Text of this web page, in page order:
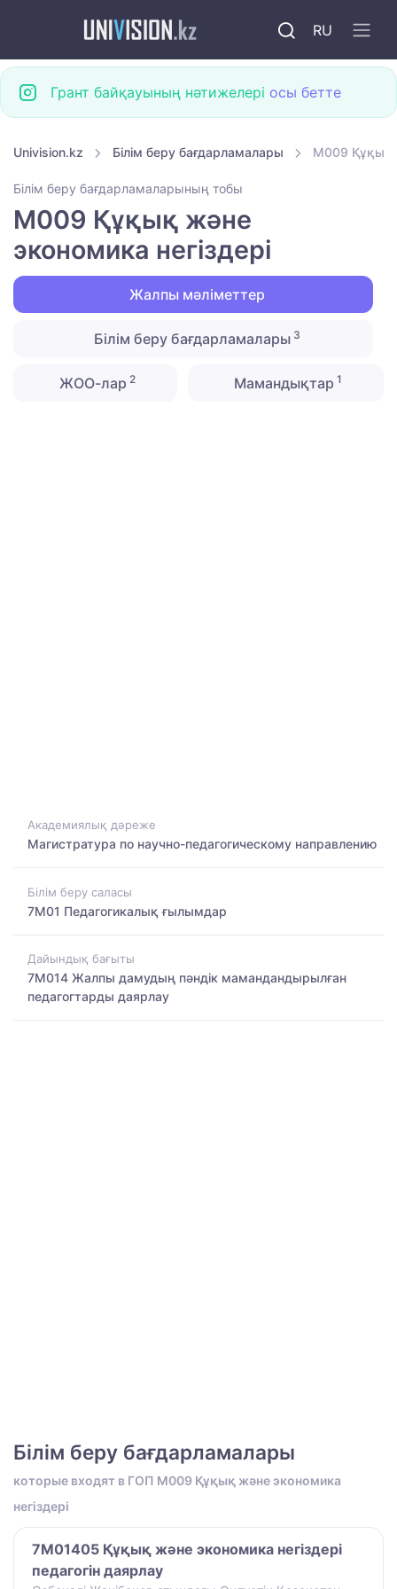
RU
Грант байқауының нәтижелері осы бетте
Univision.kz Білім беру бағдарламалары M009 Құқық
Білім беру бағдарламаларының тобы
M009 Құқық және
экономика негіздері
Жалпы мәліметтер
Білім беру бағдарламалары3
ЖОО-лар 2 Мамандықтар 1
Академиялық дәреже
Магистратура по научно-педагогическому направлению
Білім беру саласы
7M01 Педагогикалық ғылымдар
Дайындық бағыты
7M014 Жалпы дамудың пәндік мамандандырылған
педагогтарды даярлау
Білім беру бағдарламалары
которые входят в ГОП M009 Құқық және экономика
негіздері
7M01405 Құқық және экономика негіздері
педагогін даярлау